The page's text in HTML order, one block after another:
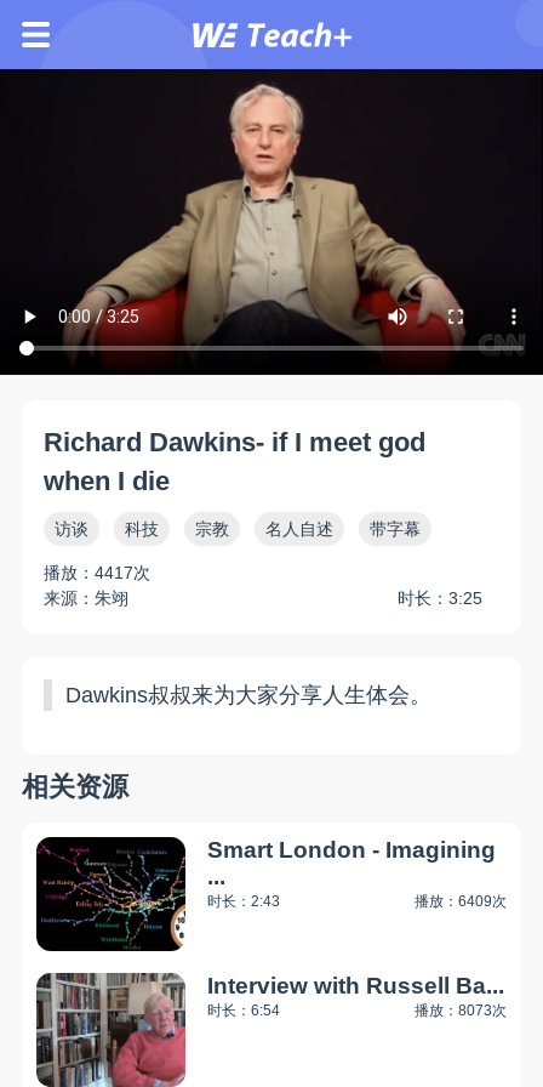
Richard Dawkins- if I meet god
when I die
访谈 科技 宗教 名人自述 带字幕
播放：4417次
来源：朱翊
时长：3:25
Dawkins叔叔来为大家分享人生体会。
相关资源
Smart London - Imagining
...
时长：2:43 播放：6409次
Interview with Russell Ba...
时长：6:54 播放：8073次